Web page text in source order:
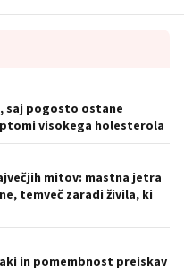
saj pogosto ostane
visokega holesterola
mitov: mastna jetra
temveč zaradi živila, ki
in pomembnost preiskav